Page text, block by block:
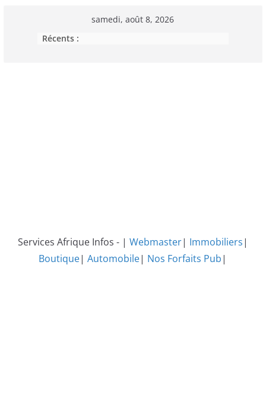
samedi, août 8, 2026
Récents :
Services Afrique Infos - | Webmaster| Immobiliers|
Boutique|Automobile| Nos Forfaits Pub|